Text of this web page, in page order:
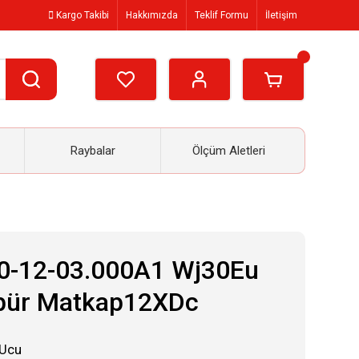
Kargo Takibi Hakkımızda Teklif Formu İletişim
Raybalar Ölçüm Aletleri
12-03.000A1 Wj30Eu
Matkap12XDc